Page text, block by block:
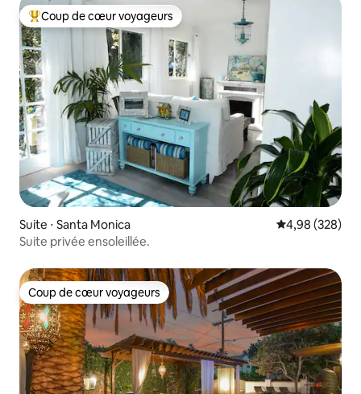
Coups de cœur voyageurs les plus appréciés
Coup de cœur voyageurs
Suite ⋅ Santa Monica Évaluation
4,98 (328)
Suite privée ensoleillée.
Coup de cœur voyageurs
Coup de cœur voyageurs